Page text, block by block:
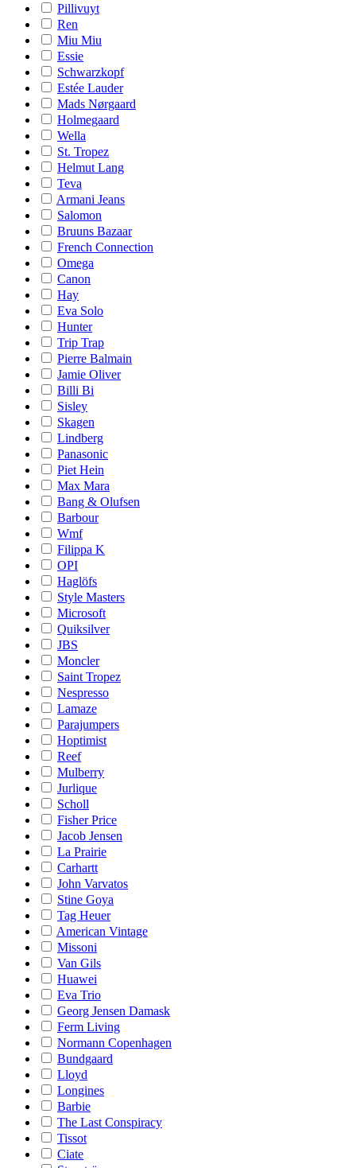
Pillivuyt
Ren
Miu Miu
Essie
Schwarzkopf
Estée Lauder
Mads Nørgaard
Holmegaard
Wella
St. Tropez
Helmut Lang
Teva
Armani Jeans
Salomon
Bruuns Bazaar
French Connection
Omega
Canon
Hay
Eva Solo
Hunter
Trip Trap
Pierre Balmain
Jamie Oliver
Billi Bi
Sisley
Skagen
Lindberg
Panasonic
Piet Hein
Max Mara
Bang & Olufsen
Barbour
Wmf
Filippa K
OPI
Haglöfs
Style Masters
Microsoft
Quiksilver
JBS
Moncler
Saint Tropez
Nespresso
Lamaze
Parajumpers
Hoptimist
Reef
Mulberry
Jurlique
Scholl
Fisher Price
Jacob Jensen
La Prairie
Carhartt
John Varvatos
Stine Goya
Tag Heuer
American Vintage
Missoni
Van Gils
Huawei
Eva Trio
Georg Jensen Damask
Ferm Living
Normann Copenhagen
Bundgaard
Lloyd
Longines
Barbie
The Last Conspiracy
Tissot
Ciate